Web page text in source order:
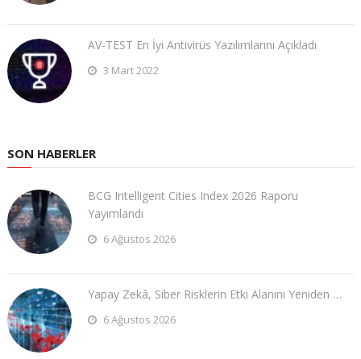
AV-TEST En İyi Antivirüs Yazılımlarını Açıkladı
3 Mart 2022
SON HABERLER
BCG Intelligent Cities Index 2026 Raporu
Yayımlandı
6 Ağustos 2026
Yapay Zekâ, Siber Risklerin Etki Alanını Yeniden …
6 Ağustos 2026